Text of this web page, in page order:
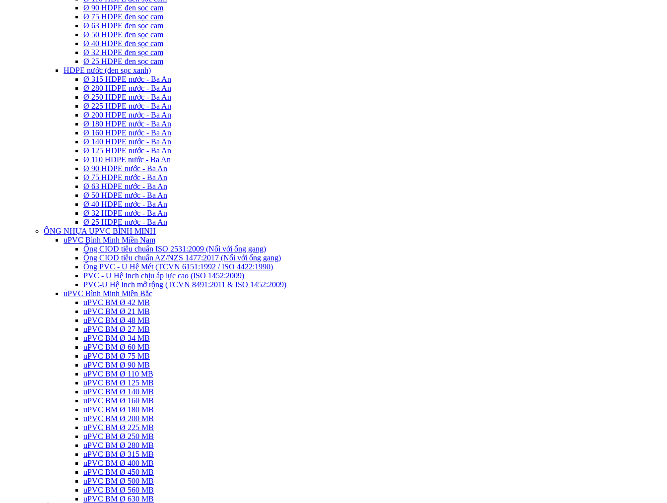
Ø 90 HDPE đen sọc cam
Ø 75 HDPE đen sọc cam
Ø 63 HDPE đen sọc cam
Ø 50 HDPE đen sọc cam
Ø 40 HDPE đen sọc cam
Ø 32 HDPE đen sọc cam
Ø 25 HDPE đen sọc cam
HDPE nước (đen sọc xanh)
Ø 315 HDPE nước - Ba An
Ø 280 HDPE nước - Ba An
Ø 250 HDPE nước - Ba An
Ø 225 HDPE nước - Ba An
Ø 200 HDPE nước - Ba An
Ø 180 HDPE nước - Ba An
Ø 160 HDPE nước - Ba An
Ø 140 HDPE nước - Ba An
Ø 125 HDPE nước - Ba An
Ø 110 HDPE nước - Ba An
Ø 90 HDPE nước - Ba An
Ø 75 HDPE nước - Ba An
Ø 63 HDPE nước - Ba An
Ø 50 HDPE nước - Ba An
Ø 40 HDPE nước - Ba An
Ø 32 HDPE nước - Ba An
Ø 25 HDPE nước - Ba An
ỐNG NHỰA UPVC BÌNH MINH
uPVC Bình Minh Miền Nam
Ống CIOD tiêu chuẩn ISO 2531:2009 (Nối với ống gang)
Ống CIOD tiêu chuẩn AZ/NZS 1477:2017 (Nối với ống gang)
Ống PVC - U Hệ Mét (TCVN 6151:1992 / ISO 4422:1990)
PVC - U Hệ Inch chịu áp lực cao (ISO 1452:2009)
PVC-U Hệ Inch mở rộng (TCVN 8491:2011 & ISO 1452:2009)
uPVC Bình Minh Miền Bắc
uPVC BM Ø 42 MB
uPVC BM Ø 21 MB
uPVC BM Ø 48 MB
uPVC BM Ø 27 MB
uPVC BM Ø 34 MB
uPVC BM Ø 60 MB
uPVC BM Ø 75 MB
uPVC BM Ø 90 MB
uPVC BM Ø 110 MB
uPVC BM Ø 125 MB
uPVC BM Ø 140 MB
uPVC BM Ø 160 MB
uPVC BM Ø 180 MB
uPVC BM Ø 200 MB
uPVC BM Ø 225 MB
uPVC BM Ø 250 MB
uPVC BM Ø 280 MB
uPVC BM Ø 315 MB
uPVC BM Ø 400 MB
uPVC BM Ø 450 MB
uPVC BM Ø 500 MB
uPVC BM Ø 560 MB
uPVC BM Ø 630 MB